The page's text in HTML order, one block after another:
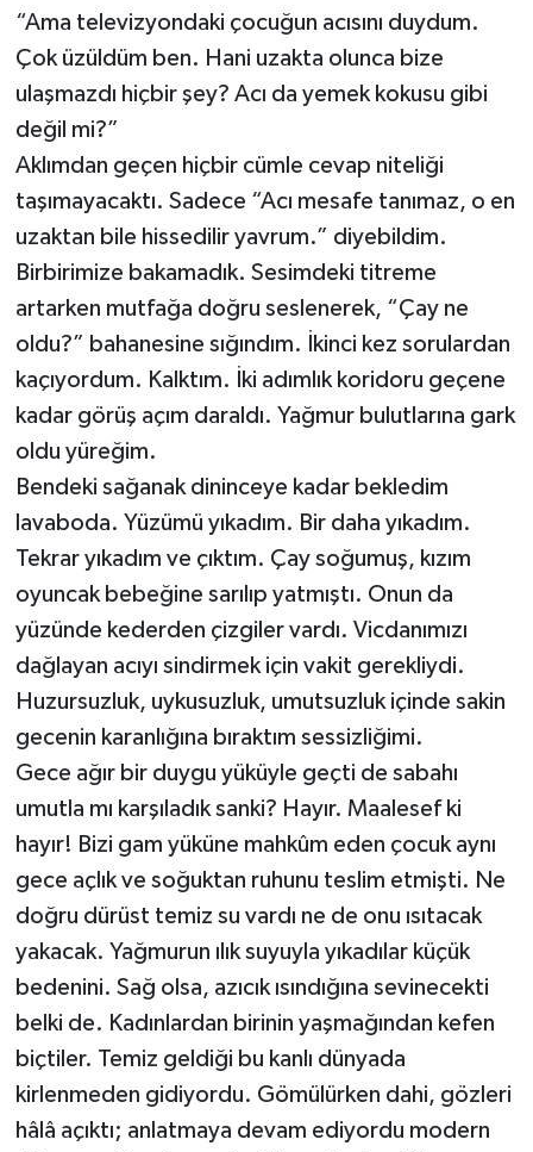
“Ama televizyondaki çocuğun acısını duydum.
Çok üzüldüm ben. Hani uzakta olunca bize
ulaşmazdı hiçbir şey? Acı da yemek kokusu gibi
değil mi?”
Aklımdan geçen hiçbir cümle cevap niteliği
taşımayacaktı. Sadece “Acı mesafe tanımaz, o en
uzaktan bile hissedilir yavrum.” diyebildim.
Birbirimize bakamadık. Sesimdeki titreme
artarken mutfağa doğru seslenerek, “Çay ne
oldu?” bahanesine sığındım. İkinci kez sorulardan
kaçıyordum. Kalktım. İki adımlık koridoru geçene
kadar görüş açım daraldı. Yağmur bulutlarına gark
oldu yüreğim.
Bendeki sağanak dininceye kadar bekledim
lavaboda. Yüzümü yıkadım. Bir daha yıkadım.
Tekrar yıkadım ve çıktım. Çay soğumuş, kızım
oyuncak bebeğine sarılıp yatmıştı. Onun da
yüzünde kederden çizgiler vardı. Vicdanımızı
dağlayan acıyı sindirmek için vakit gerekliydi.
Huzursuzluk, uykusuzluk, umutsuzluk içinde sakin
gecenin karanlığına bıraktım sessizliğimi.
Gece ağır bir duygu yüküyle geçti de sabahı
umutla mı karşıladık sanki? Hayır. Maalesef ki
hayır! Bizi gam yüküne mahkûm eden çocuk aynı
gece açlık ve soğuktan ruhunu teslim etmişti. Ne
doğru dürüst temiz su vardı ne de onu ısıtacak
yakacak. Yağmurun ılık suyuyla yıkadılar küçük
bedenini. Sağ olsa, azıcık ısındığına sevinecekti
belki de. Kadınlardan birinin yaşmağından kefen
biçtiler. Temiz geldiği bu kanlı dünyada
kirlenmeden gidiyordu. Gömülürken dahi, gözleri
hâlâ açıktı; anlatmaya devam ediyordu modern